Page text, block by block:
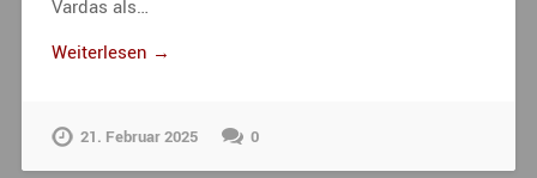
Vardas als…
Weiterlesen →
21. Februar 2025 0